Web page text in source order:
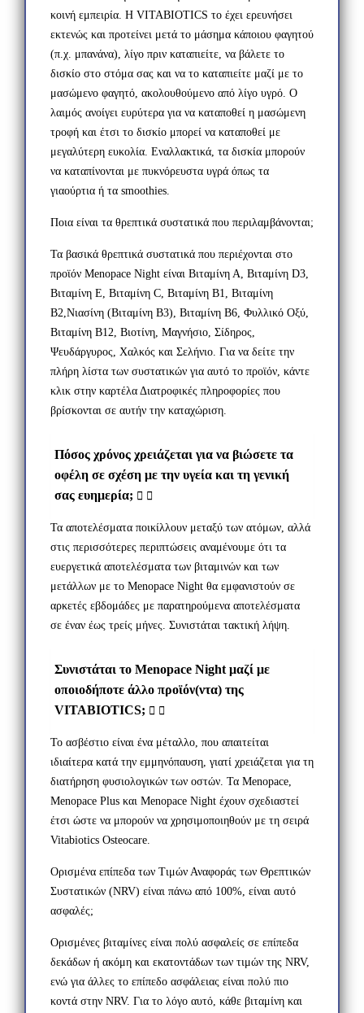
κοινή εμπειρία. Η VITABIOTICS το έχει ερευνήσει
εκτενώς και προτείνει μετά το μάσημα κάποιου φαγητού
(π.χ. μπανάνα), λίγο πριν καταπιείτε, να βάλετε το
δισκίο στο στόμα σας και να το καταπιείτε μαζί με το
μασώμενο φαγητό, ακολουθούμενο από λίγο υγρό. Ο
λαιμός ανοίγει ευρύτερα για να καταποθεί η μασώμενη
τροφή και έτσι το δισκίο μπορεί να καταποθεί με
μεγαλύτερη ευκολία. Εναλλακτικά, τα δισκία μπορούν
να καταπίνονται με πυκνόρευστα υγρά όπως τα
γιαούρτια ή τα smoothies.
Ποια είναι τα θρεπτικά συστατικά που περιλαμβάνονται;
Τα βασικά θρεπτικά συστατικά που περιέχονται στο
προϊόν Menopace Night είναι Βιταμίνη Α, Βιταμίνη D3,
Βιταμίνη Ε, Βιταμίνη C, Βιταμίνη Β1, Βιταμίνη
Β2,Νιασίνη (Βιταμίνη Β3), Βιταμίνη Β6, Φυλλικό Οξύ,
Βιταμίνη Β12, Βιοτίνη, Μαγνήσιο, Σίδηρος,
Ψευδάργυρος, Χαλκός και Σελήνιο. Για να δείτε την
πλήρη λίστα των συστατικών για αυτό το προϊόν, κάντε
κλικ στην καρτέλα Διατροφικές πληροφορίες που
βρίσκονται σε αυτήν την καταχώριση.
Πόσος χρόνος χρειάζεται για να βιώσετε τα
οφέλη σε σχέση με την υγεία και τη γενική
σας ευημερία;
Τα αποτελέσματα ποικίλλουν μεταξύ των ατόμων, αλλά
στις περισσότερες περιπτώσεις αναμένουμε ότι τα
ευεργετικά αποτελέσματα των βιταμινών και των
μετάλλων με το Menopace Night θα εμφανιστούν σε
αρκετές εβδομάδες με παρατηρούμενα αποτελέσματα
σε έναν έως τρείς μήνες. Συνιστάται τακτική λήψη.
Συνιστάται το Menopace Night μαζί με
οποιοδήποτε άλλο προϊόν(ντα) της
VITABIOTICS;
Το ασβέστιο είναι ένα μέταλλο, που απαιτείται
ιδιαίτερα κατά την εμμηνόπαυση, γιατί χρειάζεται για τη
διατήρηση φυσιολογικών των οστών. Τα Menopace,
Menopace Plus και Menopace Night έχουν σχεδιαστεί
έτσι ώστε να μπορούν να χρησιμοποιηθούν με τη σειρά
Vitabiotics Osteocare.
Ορισμένα επίπεδα των Τιμών Αναφοράς των Θρεπτικών
Συστατικών (NRV) είναι πάνω από 100%, είναι αυτό
ασφαλές;
Ορισμένες βιταμίνες είναι πολύ ασφαλείς σε επίπεδα
δεκάδων ή ακόμη και εκατοντάδων των τιμών της NRV,
ενώ για άλλες το επίπεδο ασφάλειας είναι πολύ πιο
κοντά στην NRV. Για το λόγο αυτό, κάθε βιταμίνη και